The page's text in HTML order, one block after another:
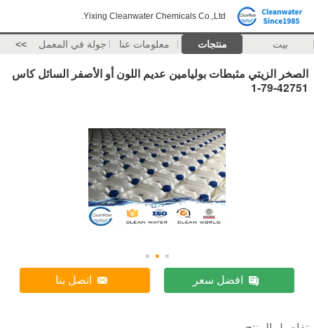
Yixing Cleanwater Chemicals Co.,Ltd.
بيت منتجات معلومات عنا جولة في المعمل >>
الصخر الزيتي مثبطات بوليامين عديم اللون أو الأصفر السائل كاس
42751-79-1
افضل سعر اتصل بنا